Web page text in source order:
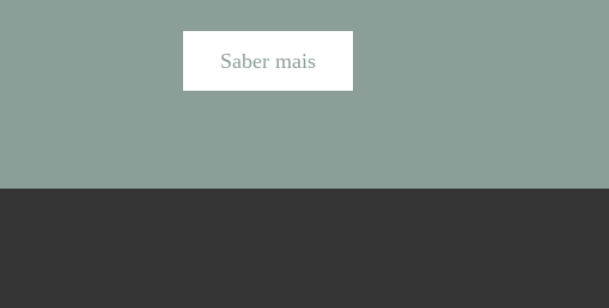
Saber mais